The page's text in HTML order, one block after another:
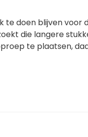
doen blijven voor
die langere
te plaatsen,